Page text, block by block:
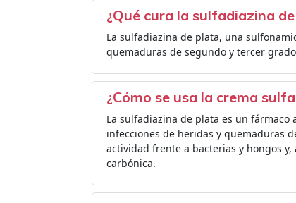
¿Qué cura la sulfadiazina
La sulfadiazina de plata, una
quemaduras de segundo y tercer
¿Cómo se usa la crema
La sulfadiazina de plata es un
infecciones de heridas y quemaduras
actividad frente a bacterias y hongos
carbónica.